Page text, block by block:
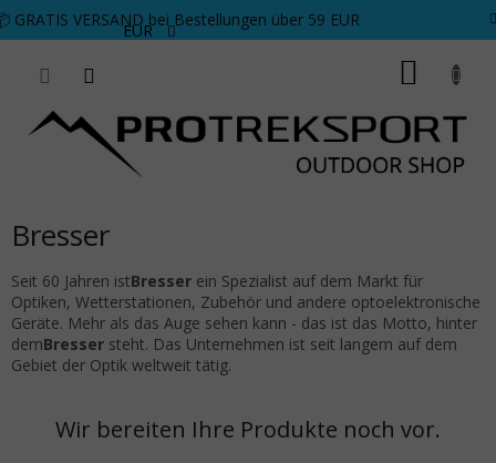
Zum Inhalt springen
GRATIS VERSAND bei Bestellungen über 59 EUR
EUR
Bresser
Seit 60 Jahren istBresser ein Spezialist auf dem Markt für
Optiken, Wetterstationen, Zubehör und andere optoelektronische
Geräte. Mehr als das Auge sehen kann - das ist das Motto, hinter
demBresser steht. Das Unternehmen ist seit langem auf dem
Gebiet der Optik weltweit tätig.
Wir bereiten Ihre Produkte noch vor.